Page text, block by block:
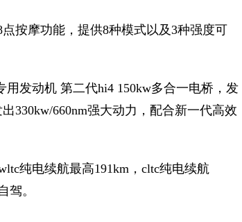
按摩功能，提供8种模式以及3种强度可
发动机 第二代hi4 150kw多合一电桥，发
330kw/660nm强大动力，配合新一代高效
纯电续航最高191km，cltc纯电续航
驾。